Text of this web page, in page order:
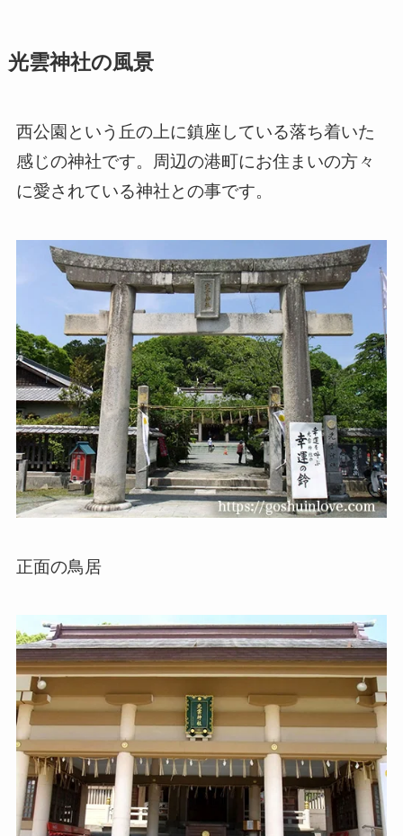
光雲神社の風景
西公園という丘の上に鎮座している落ち着いた
感じの神社です。周辺の港町にお住まいの方々
に愛されている神社との事です。
正面の鳥居